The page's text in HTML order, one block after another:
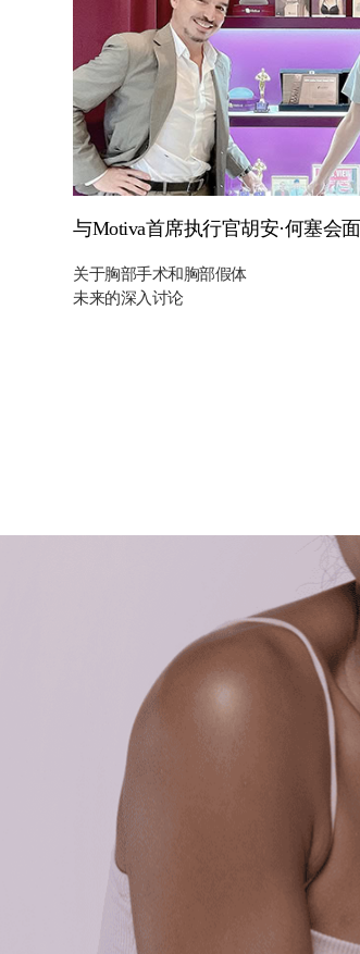
与Motiva首席执行官胡安·何塞会面
关于胸部手术和胸部假体
未来的深入讨论